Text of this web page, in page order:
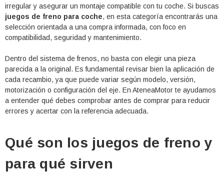
AÑADIR AL CARRITO
irregular y asegurar un montaje compatible con tu coche. Si buscas
juegos de freno para coche, en esta categoría encontrarás una
selección orientada a una compra informada, con foco en
compatibilidad, seguridad y mantenimiento.
Dentro del sistema de frenos, no basta con elegir una pieza
parecida a la original. Es fundamental revisar bien la aplicación de
cada recambio, ya que puede variar según modelo, versión,
motorización o configuración del eje. En AteneaMotor te ayudamos
a entender qué debes comprobar antes de comprar para reducir
errores y acertar con la referencia adecuada.
Qué son los juegos de freno y
para qué sirven